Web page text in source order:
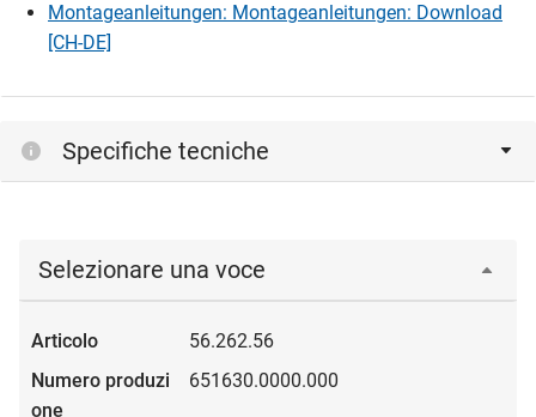
Montageanleitungen: Montageanleitungen: Download
[CH-DE]
Specifiche tecniche
Selezionare una voce
56.262.56
651630.0000.000